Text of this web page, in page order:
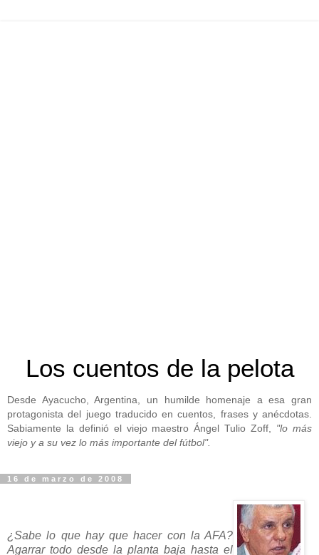
Los cuentos de la pelota
Desde Ayacucho, Argentina, un humilde homenaje a esa gran
protagonista del juego traducido en cuentos, frases y anécdotas.
Sabiamente la definió el viejo maestro Ángel Tulio Zoff, "lo más
viejo y a su vez lo más importante del fútbol".
16 de marzo de 2008
¿Sabe lo que hay que hacer con la AFA?
Agarrar todo desde la planta baja hasta el